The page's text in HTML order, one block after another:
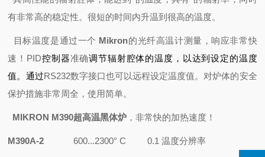
有非常高的稳定性。很短的时间内升温到很高的温度。
目标温度是通过一个 Mikron的光纤高温计测量，响应非常快
速！ PID控制器准确调节辐射腔体的温度，以达到设定的温度
值。通过RS232数字接口也可以远程设定温度值。对炉体的安全
保护措施非常周全，使用简单。
MIKRON M390超高温黑体炉 ，非常快的加热速度！
M390A-2 600...2300° C 0.1温度分辨率